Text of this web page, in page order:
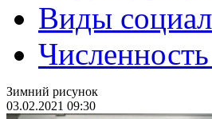
Виды
Зимний рисунок
03.02.2021 09:30